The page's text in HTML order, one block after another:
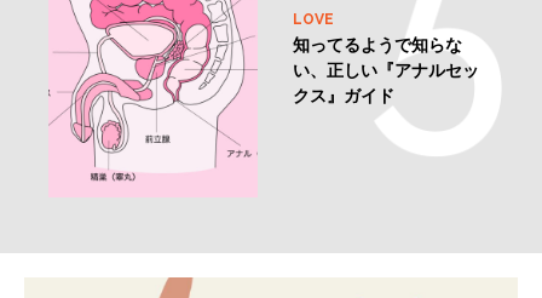
LOVE
知ってるようで知らな
い、正しい『アナルセッ
クス』ガイド